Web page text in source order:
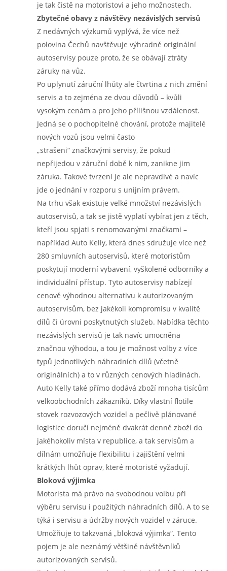
je tak čistě na motoristovi a jeho možnostech.
Zbytečné obavy z návštěvy nezávislých servisů
Z nedávných výzkumů vyplývá, že více než
polovina Čechů navštěvuje výhradně originální
autoservisy pouze proto, že se obávají ztráty
záruky na vůz.
Po uplynutí záruční lhůty ale čtvrtina z nich změní
servis a to zejména ze dvou důvodů – kvůli
vysokým cenám a pro jeho přílišnou vzdálenost.
Jedná se o pochopitelné chování, protože majitelé
nových vozů jsou velmi často
„strašeni“ značkovými servisy, že pokud
nepřijedou v záruční době k nim, zanikne jim
záruka. Takové tvrzení je ale nepravdivé a navíc
jde o jednání v rozporu s unijním právem.
Na trhu však existuje velké množství nezávislých
autoservisů, a tak se jistě vyplatí vybírat jen z těch,
kteří jsou spjati s renomovanými značkami –
například Auto Kelly, která dnes sdružuje více než
280 smluvních autoservisů, které motoristům
poskytují moderní vybavení, vyškolené odborníky a
individuální přístup. Tyto autoservisy nabízejí
cenově výhodnou alternativu k autorizovaným
autoservisům, bez jakékoli kompromisu v kvalitě
dílů či úrovni poskytnutých služeb. Nabídka těchto
nezávislých servisů je tak navíc umocněna
značnou výhodou, a tou je možnost volby z více
typů jednotlivých náhradních dílů (včetně
originálních) a to v různých cenových hladinách.
Auto Kelly také přímo dodává zboží mnoha tisícům
velkoobchodních zákazníků. Díky vlastní flotile
stovek rozvozových vozidel a pečlivě plánované
logistice doručí nejméně dvakrát denně zboží do
jakéhokoliv místa v republice, a tak servisům a
dílnám umožňuje flexibilitu i zajištění velmi
krátkých lhůt oprav, které motoristé vyžadují.
Bloková výjimka
Motorista má právo na svobodnou volbu při
výběru servisu i použitých náhradních dílů. A to se
týká i servisu a údržby nových vozidel v záruce.
Umožňuje to takzvaná „bloková výjimka“. Tento
pojem je ale neznámý většině návštěvníků
autorizovaných servisů.